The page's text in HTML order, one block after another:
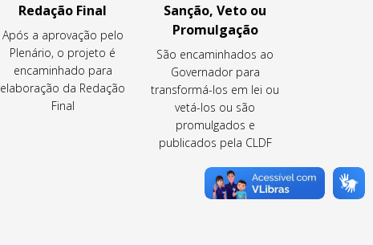
Redação Final
Após a aprovação pelo
Plenário, o projeto é
encaminhado para
elaboração da Redação
Final
Sanção, Veto ou
Promulgação
São encaminhados ao
Governador para
transformá-los em lei ou
vetá-los ou são
promulgados e
publicados pela CLDF